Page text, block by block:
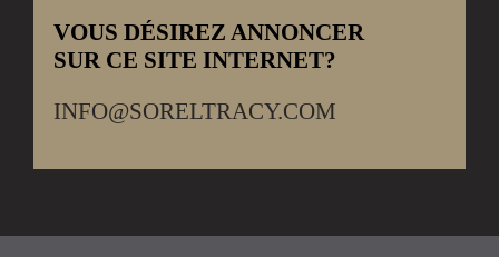
VOUS DÉSIREZ ANNONCER
SUR CE SITE INTERNET?
INFO@SORELTRACY.COM